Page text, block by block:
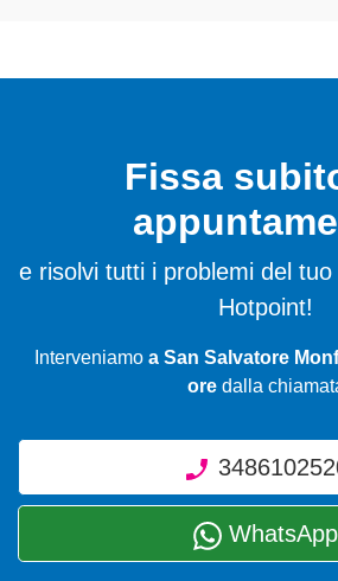
Fissa
e risolvi tutti i problemi del
Hotpoint!
Interveniamo a San Salvatore
oredalla
WhatsApp